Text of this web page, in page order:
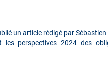
un article rédigé par Sébastien
perspectives 2024 des